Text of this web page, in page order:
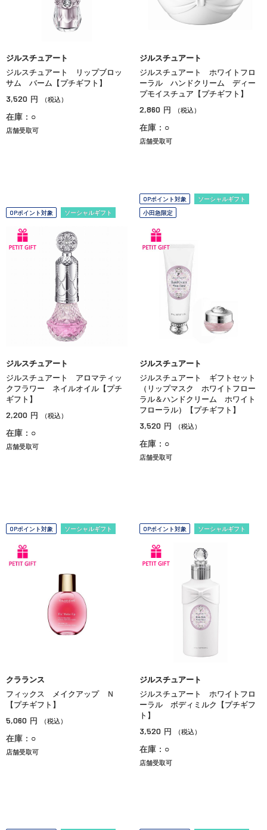
ジルスチュアート
ジルスチュアート リップブロッ
サム バーム【プチギフト】
3,520 円 （税込）
在庫：○
店舗受取可
ジルスチュアート
ジルスチュアート ホワイトフロ
ーラル ハンドクリーム ディー
プモイスチュア【プチギフト】
2,860 円 （税込）
在庫：○
店舗受取可
OPポイント対象 ソーシャルギフト
ジルスチュアート
ジルスチュアート アロマティッ
クフラワー ネイルオイル【プチ
ギフト】
2,200 円 （税込）
在庫：○
店舗受取可
OPポイント対象
ソーシャルギフト
小田急限定
ジルスチュアート
ジルスチュアート ギフトセット
（リップマスク ホワイトフロー
ラル＆ハンドクリーム ホワイト
フローラル）【プチギフト】
3,520 円 （税込）
在庫：○
店舗受取可
OPポイント対象 ソーシャルギフト
クラランス
フィックス メイクアップ Ｎ
【プチギフト】
5,060 円 （税込）
在庫：○
店舗受取可
OPポイント対象 ソーシャルギフト
ジルスチュアート
ジルスチュアート ホワイトフロ
ーラル ボディミルク【プチギフ
ト】
3,520 円 （税込）
在庫：○
店舗受取可